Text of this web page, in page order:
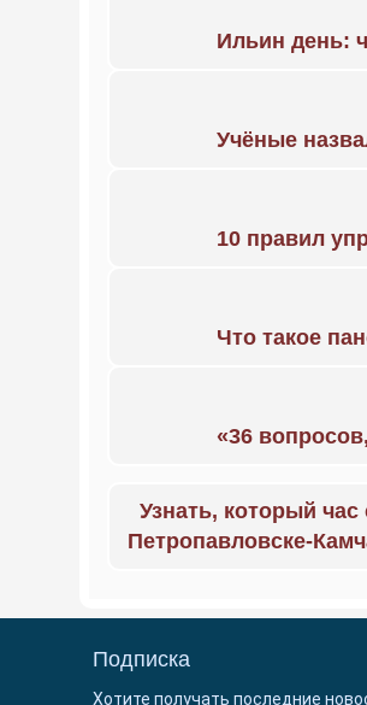
Ильин день:
Учёные
10 правил
Что такое
«36
Узнать, который
Петропавловске-
Подписка
Хотите получать последние